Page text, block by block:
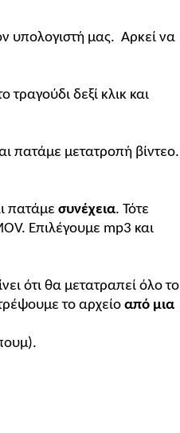
υπολογιστή μας. Αρκεί να
δεξί κλικ και
πατάμε μετατροπή βίντεο.
πατάμε συνέχεια. Τότε
Επιλέγουμε mp3 και
ότι θα μετατραπεί όλο το
το αρχείο από μια